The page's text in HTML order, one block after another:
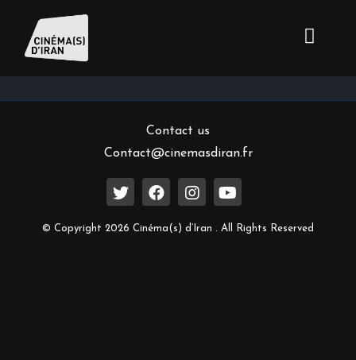
Inscrivez-vous à notre newsletter
Contact us
Contact@cinemasdiran.fr
© Copyright 2026 Cinéma(s) d’Iran . All Rights Reserved